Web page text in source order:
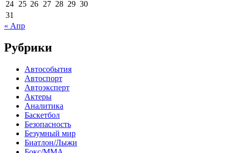
24 25 26 27 28 29 30
31
« Апр
Рубрики
Автособытия
Автоспорт
Автоэксперт
Актеры
Аналитика
Баскетбол
Безопасность
Безумный мир
Биатлон/Лыжи